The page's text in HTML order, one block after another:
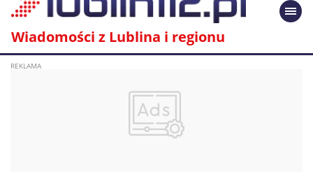
Wiadomości z Lublina i regionu